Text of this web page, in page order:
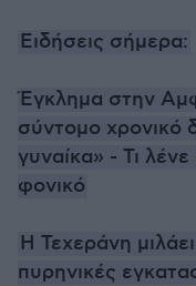
Ειδήσεις σήμερα:
Έγκλημα στην
σύντομο χρονικό
γυναίκα» - Τι
φονικό
Η Τεχεράνη
πυρηνικές